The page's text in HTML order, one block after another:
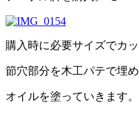
購入時に必要サイズでカ
節穴部分を木工パテで埋
オイルを塗っていきます。